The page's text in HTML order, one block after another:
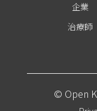
企業
治療師
© Open